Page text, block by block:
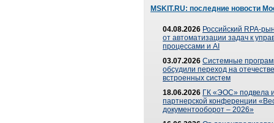
MSKIT.RU: последние новости
04.08.2026 Российский RPA-
от автоматизации задач к
процессами и AI
03.07.2026 Системные
обсудили переход на
встроенных систем
18.06.2026 ГК «ЭОС» подвела
партнерской конференции
документооборот – 2026»